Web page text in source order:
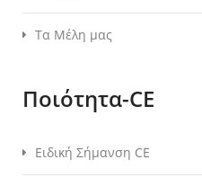
Τα Μέλη μας
Ποιότητα-CE
Ειδική Σήμανση CE